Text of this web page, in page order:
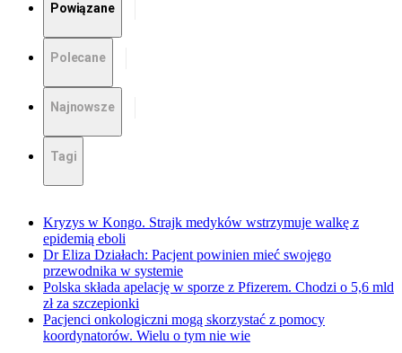
Powiązane
Polecane
Najnowsze
Tagi
Kryzys w Kongo. Strajk medyków wstrzymuje walkę z
epidemią eboli
Dr Eliza Działach: Pacjent powinien mieć swojego
przewodnika w systemie
Polska składa apelację w sporze z Pfizerem. Chodzi o 5,6 mld
zł za szczepionki
Pacjenci onkologiczni mogą skorzystać z pomocy
koordynatorów. Wielu o tym nie wie